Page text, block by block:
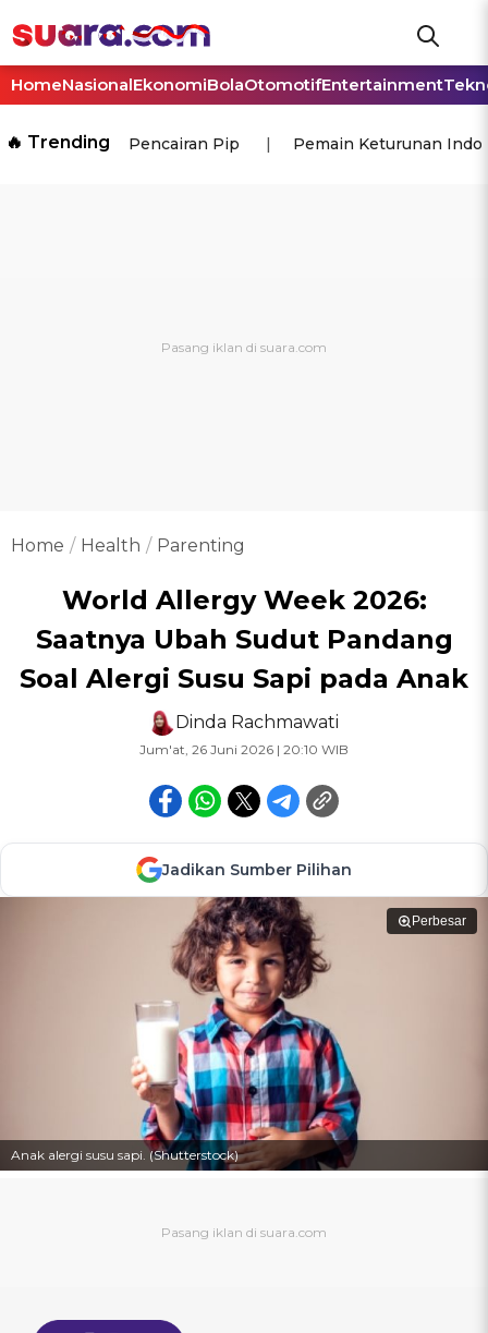
HomeNasionalEkonomiBolaOtomotifEntertainment
🔥 Trending Pencairan Pip Pemain Keturunan
Home Health Parenting
World Allergy Week 2026:
Saatnya Ubah Sudut Pandang
Soal Alergi Susu Sapi pada Anak
Dinda Rachmawati
Jum'at, 26 Juni 2026 | 20:10 WIB
Jadikan Sumber Pilihan
Perbesar
Anak alergi susu sapi. (Shutterstock)